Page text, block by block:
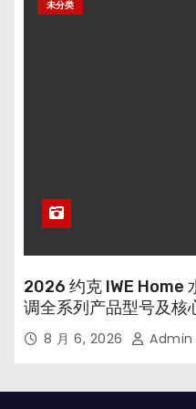
未分类
2026 约克 IWE Home
调全系列产品型号及核
8 月 6, 2026 Admin